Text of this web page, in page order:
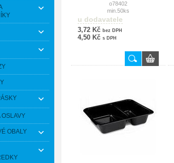
OSLAVY
OBALY
o78402
min.50ks
u dodavatele
3,72 Kč bez DPH
4,50 Kč s DPH